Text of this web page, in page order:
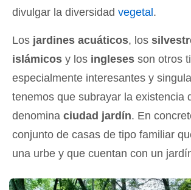
divulgar la diversidad vegetal.
Los jardines acuáticos, los
islámicos y los ingleses son otros
especialmente interesantes y
tenemos que subrayar la existencia
denomina ciudad jardín. En
conjunto de casas de tipo familiar
una urbe y que cuentan con un